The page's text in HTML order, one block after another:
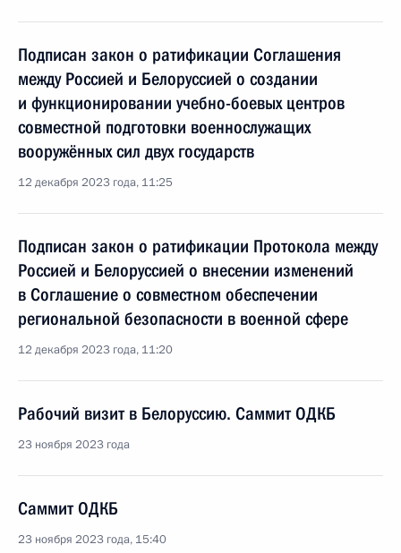
Подписан закон о ратификации Соглашения
между Россией и Белоруссией о создании
и функционировании учебно-боевых центров
совместной подготовки военнослужащих
вооружённых сил двух государств
12 декабря 2023 года, 11:25
Подписан закон о ратификации Протокола между
Россией и Белоруссией о внесении изменений
в Соглашение о совместном обеспечении
региональной безопасности в военной сфере
12 декабря 2023 года, 11:20
Рабочий визит в Белоруссию. Саммит ОДКБ
23 ноября 2023 года
Саммит ОДКБ
23 ноября 2023 года, 15:40